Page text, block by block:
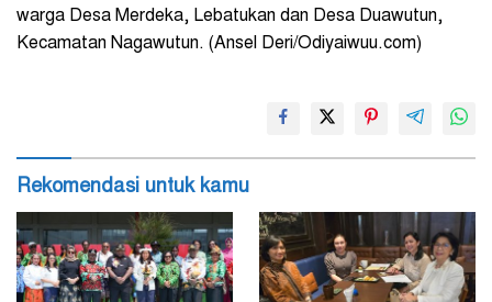
warga Desa Merdeka, Lebatukan dan Desa Duawutun,
Kecamatan Nagawutun. (Ansel Deri/Odiyaiwuu.com)
Rekomendasi untuk kamu